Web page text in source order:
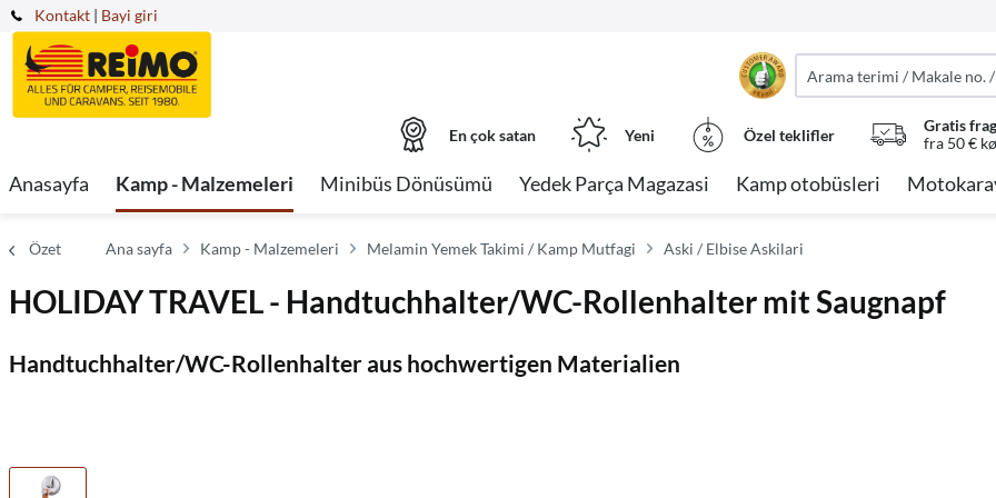
Kontakt | Bayi giri
En çok satan Yeni Özel teklifler
Gratis
fra 50 €
Anasayfa Kamp - Malzemeleri Minibüs Dönüsümü Yedek Parça Magazasi Kamp otobüsleri
Özet Ana sayfa Kamp - Malzemeleri Melamin Yemek Takimi / Kamp Mutfagi Aski / Elbise Askilari
HOLIDAY TRAVEL - Handtuchhalter/WC-Rollenhalter mit Saugnapf
Handtuchhalter/WC-Rollenhalter aus hochwertigen Materialien